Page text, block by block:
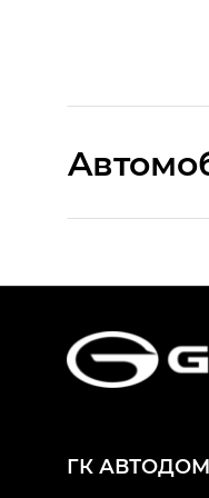
HYPTEC
GS8 —
ГК АВТОДОМ